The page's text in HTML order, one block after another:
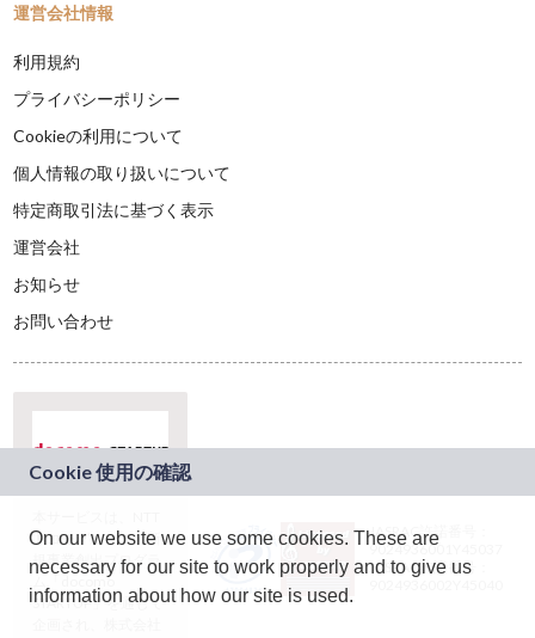
運営会社情報
利用規約
プライバシーポリシー
Cookieの利用について
個人情報の取り扱いについて
特定商取引法に基づく表示
運営会社
お知らせ
お問い合わせ
ドコモグループの新
規事業創出プログラ
ム「docomo
STARTUP」を通じて
JASRAC許諾番号：
9024936001Y45037
JASRAC許諾番号：
On our website we use some cookies. These are
necessary for our site to work properly and to give us
information about how our site is used.